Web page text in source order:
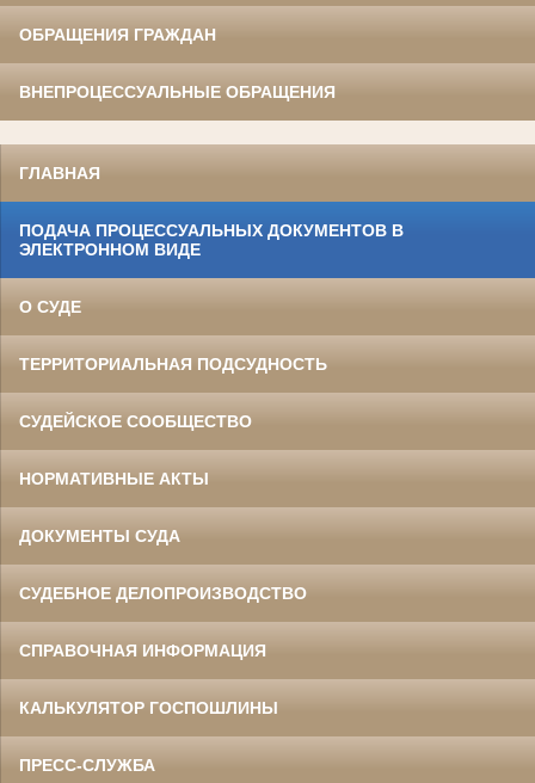
ОБРАЩЕНИЯ ГРАЖДАН
ВНЕПРОЦЕССУАЛЬНЫЕ ОБРАЩЕНИЯ
ГЛАВНАЯ
ПОДАЧА ПРОЦЕССУАЛЬНЫХ ДОКУМЕНТОВ В
ЭЛЕКТРОННОМ ВИДЕ
О СУДЕ
ТЕРРИТОРИАЛЬНАЯ ПОДСУДНОСТЬ
СУДЕЙСКОЕ СООБЩЕСТВО
НОРМАТИВНЫЕ АКТЫ
ДОКУМЕНТЫ СУДА
СУДЕБНОЕ ДЕЛОПРОИЗВОДСТВО
СПРАВОЧНАЯ ИНФОРМАЦИЯ
КАЛЬКУЛЯТОР ГОСПОШЛИНЫ
ПРЕСС-СЛУЖБА